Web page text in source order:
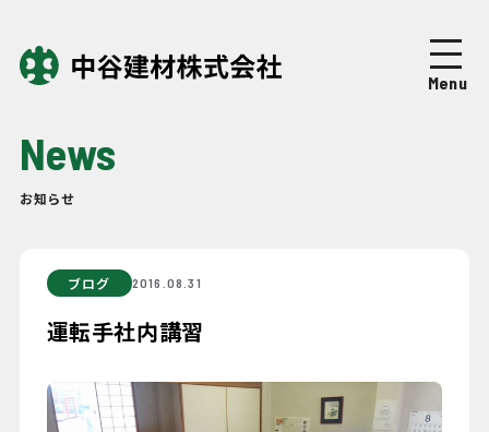
Menu
Business
Company企業情報
News ニュース
News
お知らせ
ブログ 2016.08.31
運転手社内講習